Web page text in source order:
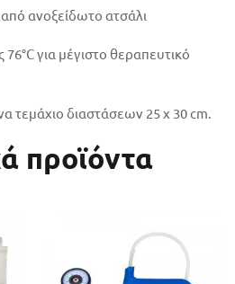
ανοξείδωτο ατσάλι
για μέγιστο θεραπευτικό
τεμάχιο διαστάσεων 25 x 30 cm.
προϊόντα